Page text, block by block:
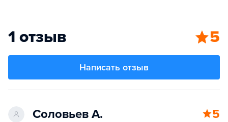
1 отзыв 5
Написать отзыв
Соловьев А. 5